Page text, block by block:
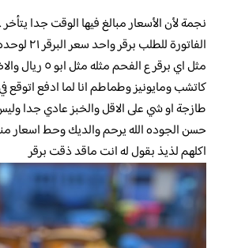
الفاتورة
مثل اي برقر ع
كاتشب ومايونيز وطماطم انا لما ادفع
طازجة او شي على الاقل والخبز عادي جدا
حسن الجوده الله يرحم والديك وحط اسعار
اكلهم لذيذ بقول له انت ماقد ذقت برقر